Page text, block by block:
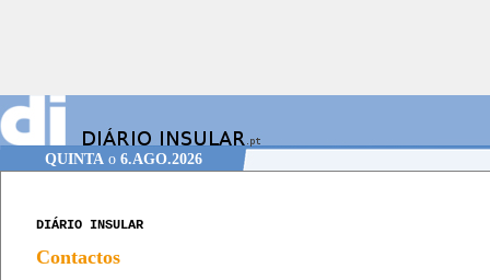
QUINTAo 6.AGO.2026
DIÁRIO INSULAR
Contactos